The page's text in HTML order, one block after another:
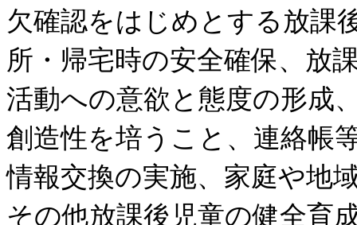
欠確認をはじめとする放課
所・帰宅時の安全確保、放
活動への意欲と態度の形成
創造性を培うこと、連絡帳
情報交換の実施、家庭や地
その他放課後児童の健全育